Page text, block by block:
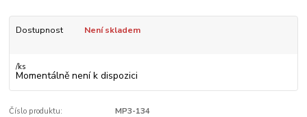
Dostupnost Není skladem
/ks
Momentálně není k dispozici
Číslo produktu: MP3-134